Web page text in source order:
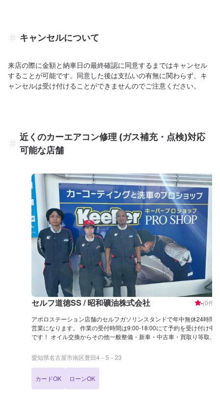
キャンセルについて
来店の際に金額と納車日の最終確認に同意するまではキャンセル
することが可能です。同意した後は支払いの有無に関わらず、キ
ャンセルは受け付けることができませんのでご注意ください。
近くのカーエアコン修理 (ガス補充・点検)対応
可能な店舗
セルフ道徳SS / 昭和礦油株式会社 -(0件)
アポロステーション店舗のセルフガソリンスタンドで年中無休24時間
営業になります。 作業の受付時間は9:00-18:00にて予約を受け付け中
です！ オイル交換からその他一般整備・新車・中古車・買取り等取扱
談下さい！
愛知県名古屋市南区豊田4－5－23
カードOK ローンOK